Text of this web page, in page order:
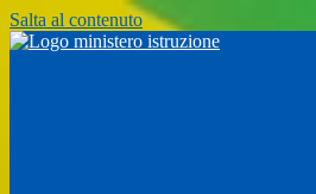
Salta al contenuto